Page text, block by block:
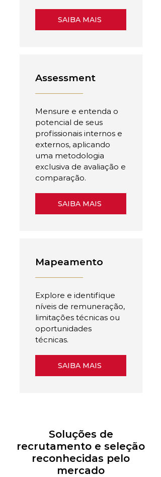
SAIBA MAIS
Assessment
Mensure e entenda o
potencial de seus
profissionais internos e
externos, aplicando
uma metodologia
exclusiva de avaliação e
comparação.
SAIBA MAIS
Mapeamento
Explore e identifique
níveis de remuneração,
limitações técnicas ou
oportunidades
técnicas.
SAIBA MAIS
Soluções de
recrutamento e seleção
reconhecidas pelo
mercado